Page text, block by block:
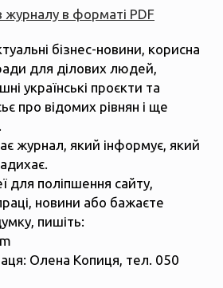
журналу в форматі PDF
бізнес-новини, корисна
для ділових людей,
українські проєкти та
про відомих рівнян і ще
журнал, який інформує, який
для поліпшення сайту,
новини або бажаєте
пишіть:
Олена Копиця, тел. 050